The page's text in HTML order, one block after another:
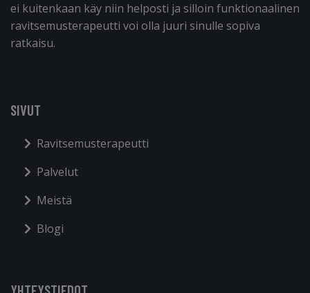
ei kuitenkaan käy niin helposti ja silloin funktionaalinen
ravitsemusterapeutti voi olla juuri sinulle sopiva
ratkaisu.
SIVUT
Ravitsemusterapeutti
Palvelut
Meistä
Blogi